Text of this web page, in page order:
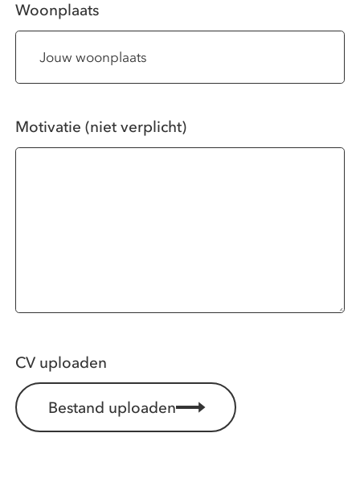
Woonplaats
Motivatie (niet verplicht)
CV uploaden
Bestand uploaden